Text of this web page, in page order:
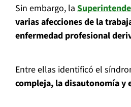
Sin embargo, la
varias afecciones de la
enfermedad profesional
Entre ellas identificó el
compleja, la disautonomía